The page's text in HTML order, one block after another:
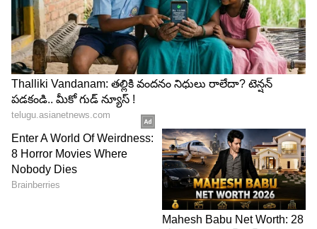
4
7
Image Credit : Heromotocorp.com
హీరో హెచ్ఎఫ్ డీలక్స్ (Hero HF Deluxe)
చాలా తక్కువ బడ్జెట్‌లో బెస్ట్ బైక్ కావాలనుకునే వారికి ఇది